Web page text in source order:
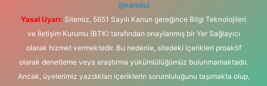
@karabul
Yasal Uyarı: Sitemiz, 5651 Sayılı Kanun gereğince Bilgi Teknolojileri
ve İletişim Kurumu (BTK) tarafından onaylanmış bir Yer Sağlayıcı
olarak hizmet vermektedir. Bu nedenle, sitedeki içerikleri proaktif
olarak denetleme veya araştırma yükümlülüğümüz bulunmamaktadır.
Ancak, üyelerimiz yazdıkları içeriklerin sorumluluğunu taşımakta olup,